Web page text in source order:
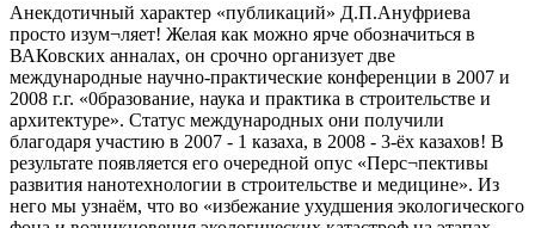
Анекдотичный характер «публикаций» Д.П.Ануфриева
просто изум¬ляет! Желая как можно ярче обозначиться в
ВАКовских анналах, он срочно организует две
международные научно-практические конференции в 2007 и
2008 г.г. «0бразование, наука и практика в строительстве и
архитектуре». Статус международных они получили
благодаря участию в 2007 - 1 казаха, в 2008 - 3-ёх казахов! В
результате появляется его очередной опус «Перс¬пективы
развития нанотехнологии в строительстве и медицине». Из
него мы узнаём, что во «избежание ухудшения экологического